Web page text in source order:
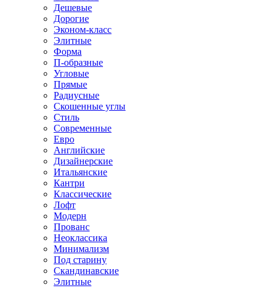
Дешевые
Дорогие
Эконом-класс
Элитные
Форма
П-образные
Угловые
Прямые
Радиусные
Скошенные углы
Стиль
Современные
Евро
Английские
Дизайнерские
Итальянские
Кантри
Классические
Лофт
Модерн
Прованс
Неоклассика
Минимализм
Под старину
Скандинавские
Элитные